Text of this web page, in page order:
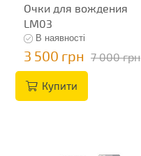
Очки для вождения
LM03
В наявності
3 500 грн 7 000 грн
Купити